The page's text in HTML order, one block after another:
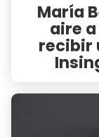
María
aire
recibir